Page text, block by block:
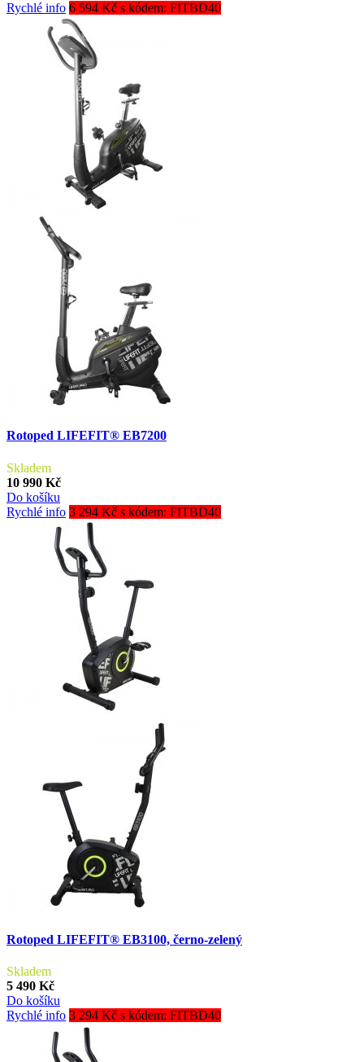
Rychlé info 6 594 Kč s kódem: FITBD40
Rotoped LIFEFIT® EB7200
Skladem
10 990 Kč
Do košíku
Rychlé info 3 294 Kč s kódem: FITBD40
Rotoped LIFEFIT® EB3100, černo-zelený
Skladem
5 490 Kč
Do košíku
Rychlé info 3 294 Kč s kódem: FITBD40